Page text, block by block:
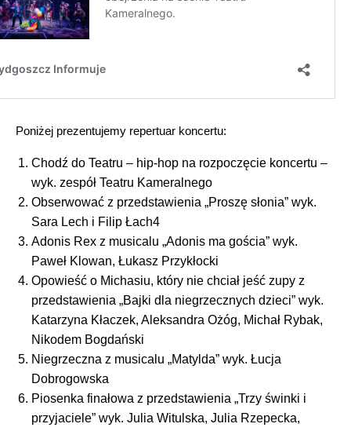
Poniżej prezentujemy repertuar koncertu:
Chodź do Teatru – hip-hop na rozpoczęcie koncertu –
wyk. zespół Teatru Kameralnego
Obserwować z przedstawienia „Proszę słonia” wyk.
Sara Lech i Filip Łach4
Adonis Rex z musicalu „Adonis ma gościa” wyk.
Paweł Klowan, Łukasz Przykłocki
Opowieść o Michasiu, który nie chciał jeść zupy z
przedstawienia „Bajki dla niegrzecznych dzieci” wyk.
Katarzyna Kłaczek, Aleksandra Ożóg, Michał Rybak,
Nikodem Bogdański
Niegrzeczna z musicalu „Matylda” wyk. Łucja
Dobrogowska
Piosenka finałowa z przedstawienia „Trzy świnki i
przyjaciele” wyk. Julia Witulska, Julia Rzepecka,